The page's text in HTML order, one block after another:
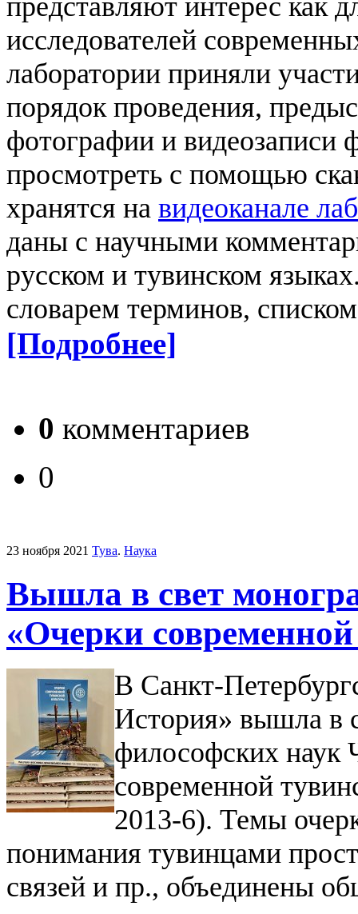
представляют интерес как
исследователей
лаборатории приняли
порядок проведения,
фотографии и видеозаписи
просмотреть с помощью
хранятся на видеоканале
даны с научными
русском и тувинском
словарем терминов,
[Подробнее]
0 комментариев
0
23 ноября 2021 Тува. Наука
Вышла в свет
«Очерки
В Санкт-
История» вышла в
философских
современной
2013-6). Темы
понимания тувинцами
связей и пр., объединены